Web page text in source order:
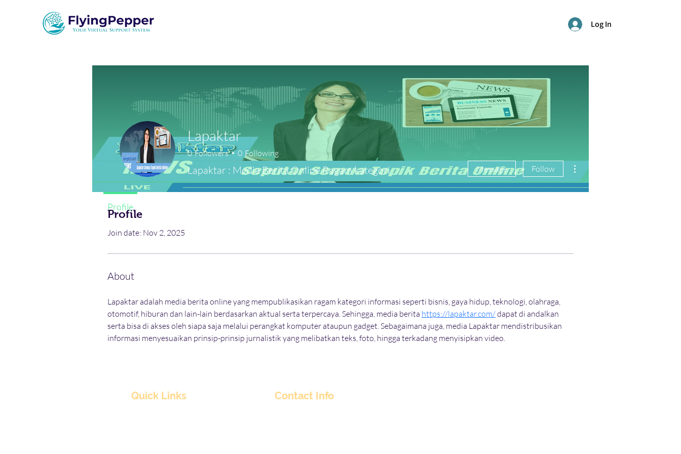
Log In
Profile
Join date: Nov 2, 2025
About
Lapaktar adalah media berita online yang mempublikasikan ragam kategori informasi seperti bisnis, gaya hidup, teknologi, olahraga,
otomotif, hiburan dan lain-lain berdasarkan aktual serta terpercaya. Sehingga, media berita https://lapaktar.com/ dapat di andalkan
serta bisa di akses oleh siapa saja melalui perangkat komputer ataupun gadget. Sebagaimana juga, media Lapaktar mendistribusikan
informasi menyesuaikan prinsip-prinsip jurnalistik yang melibatkan teks, foto, hingga terkadang menyisipkan video.
Lapaktar
0 Followers 0 Following
Lapaktar : Media Berita Online Ragam kategori Message Follow
More actions
Profile
Quick Links Contact Info